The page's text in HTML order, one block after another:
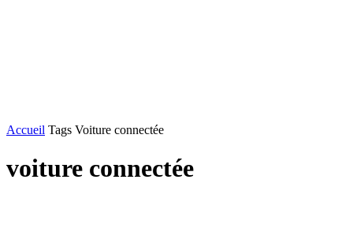
Accueil Tags Voiture connectée
voiture connectée